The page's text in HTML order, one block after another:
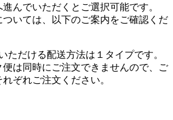
んでいただくとご選択可能です。
いては、以下のご案内をご確認くだ
ただける配送方法は１タイプです。
は同時にご注文できませんので、ご
ぞれご注文ください。